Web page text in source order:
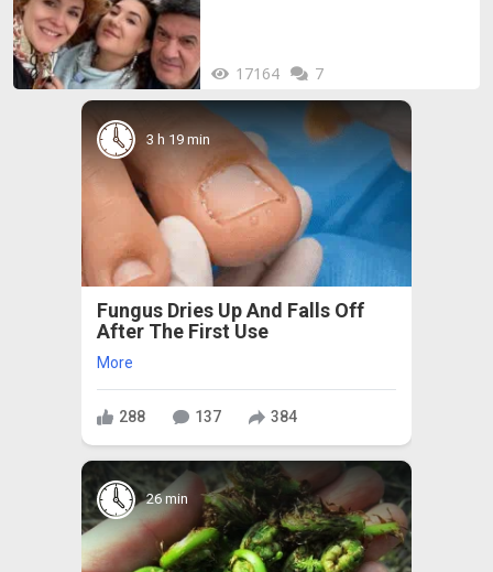
17164 7
3 h 19 min
Fungus Dries Up And Falls Off
After The First Use
More
288 137 384
26 min